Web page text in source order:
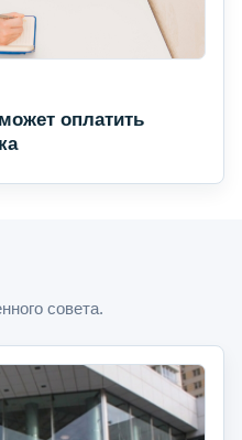
оплатить
совета.